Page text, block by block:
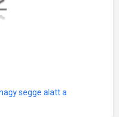
segge alatt a